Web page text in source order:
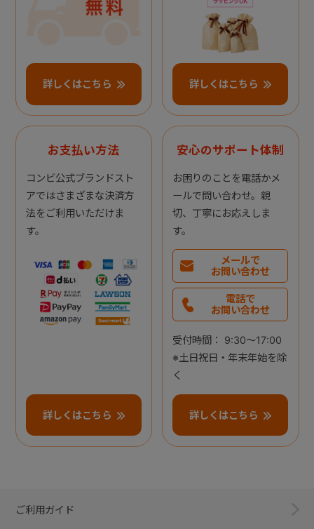
詳しくはこちら 詳しくはこちら
お支払い方法
コンビ公式ブランドスト
アではさまざまな決済方
法をご利用いただけま
す。
詳しくはこちら
安心のサポート体制
お困りのことを電話かメ
ールで問い合わせ。親
切、丁寧にお応えしま
す。
メールで
お問い合わせ
電話で
お問い合わせ
受付時間： 9:30～17:00
※土日祝日・年末年始を除
く
詳しくはこちら
ご利用ガイド